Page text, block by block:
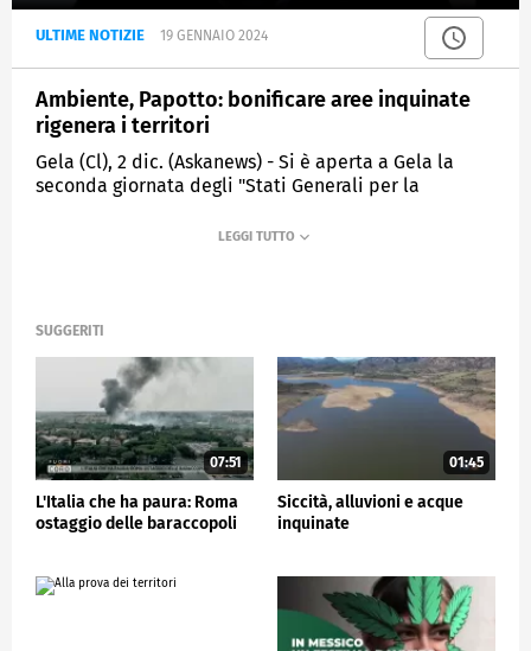
ULTIME NOTIZIE 19 GENNAIO 2024
Ambiente, Papotto: bonificare aree inquinate
rigenera i territori
Gela (Cl), 2 dic. (Askanews) - Si è aperta a Gela la
seconda giornata degli "Stati Generali per la
tavole rotonde organizzate dalla Camera Forense
"Questi incontri sono molto importanti - dichiara
Aldo Papotto, Subcommissario di Governo alla
Bonifica delle Discariche Abusive - bisogna avere
coesione per restituire territori fruibili ai cittadini.
Anche le bonifiche si intrecciano con l'economia
circolare, le messe in sicurezza di un territorio
drenano infinite risorse economiche. Le ultime
tecnologie in termini di bonifica permettono di
avere un'importante risorsa economica".
CRONACA
SUGGERITI
07:51
L'Italia che ha paura: Roma
ostaggio delle baraccopoli
01:45
Siccità, alluvioni e acque
inquinate